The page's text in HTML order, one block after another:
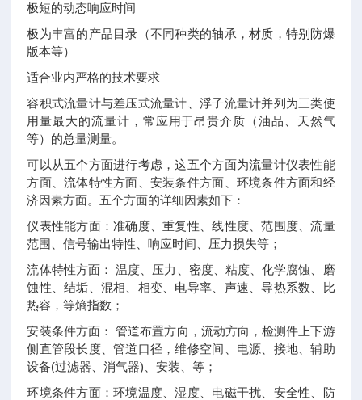
极短的动态响应时间
极为丰富的产品目录（不同种类的轴承，材质，特别防爆
版本等）
适合业内严格的技术要求
容积式流量计与差压式流量计、浮子流量计并列为三类使
用量最大的流量计，常应用于昂贵介质（油品、天然气
等）的总量测量。
可以从五个方面进行考虑，这五个方面为流量计仪表性能
方面、流体特性方面、安装条件方面、环境条件方面和经
济因素方面。五个方面的详细因素如下：
仪表性能方面：准确度、重复性、线性度、范围度、流量
范围、信号输出特性、响应时间、压力损失等；
流体特性方面： 温度、压力、密度、粘度、化学腐蚀、磨
蚀性、结垢、混相、相变、电导率、声速、导热系数、比
热容，等熵指数；
安装条件方面： 管道布置方向，流动方向，检测件上下游
侧直管段长度、管道口径，维修空间、电源、接地、辅助
设备(过滤器、消气器)、安装、等；
环境条件方面：环境温度、湿度、电磁干扰、安全性、防